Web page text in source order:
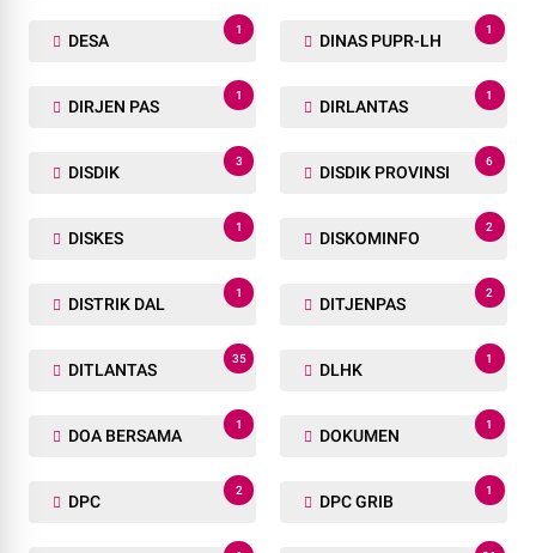
DESA
1
DINAS PUPR-LH
1
DIRJEN PAS
1
DIRLANTAS
1
DISDIK
3
DISDIK PROVINSI
6
DISKES
1
DISKOMINFO
2
DISTRIK DAL
1
DITJENPAS
2
DITLANTAS
35
DLHK
1
DOA BERSAMA
1
DOKUMEN
1
DPC
2
DPC GRIB
1